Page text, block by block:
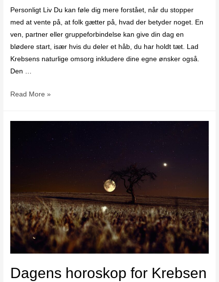
Personligt Liv Du kan føle dig mere forstået, når du stopper
med at vente på, at folk gætter på, hvad der betyder noget. En
ven, partner eller gruppeforbindelse kan give din dag en
blødere start, især hvis du deler et håb, du har holdt tæt. Lad
Krebsens naturlige omsorg inkludere dine egne ønsker også.
Den …
Read More »
Dagens horoskop for Krebsen